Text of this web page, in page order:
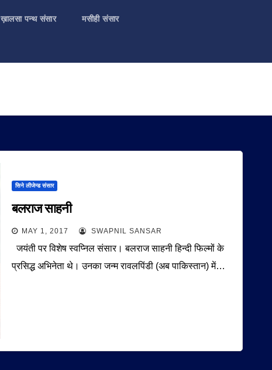
ख़ालसा पन्थ संसार मसीही संसार
सिने लीजेन्ड संसार
बलराज साहनी
MAY 1, 2017 SWAPNIL SANSAR
जयंती पर विशेष स्वप्निल संसार। बलराज साहनी हिन्दी फिल्मों के
प्रसिद्ध अभिनेता थे। उनका जन्म रावलपिंडी (अब पाकिस्तान) में…